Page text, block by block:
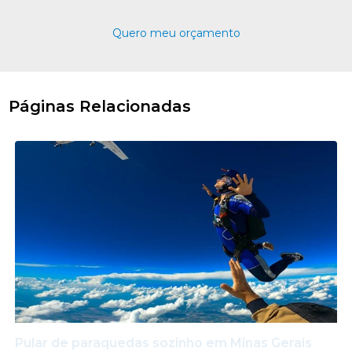
Quero meu orçamento
Páginas Relacionadas
Pular de paraquedas sozinho em Minas Gerais